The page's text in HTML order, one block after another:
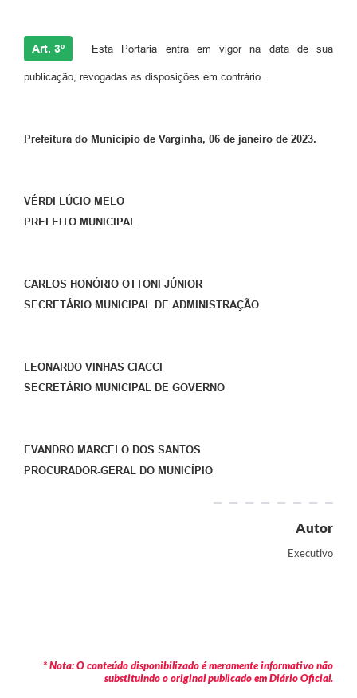
Art. 3º Esta Portaria entra em vigor na data de sua
publicação, revogadas as disposições em contrário.
Prefeitura do Município de Varginha, 06 de janeiro de 2023.
VÉRDI LÚCIO MELO
PREFEITO MUNICIPAL
CARLOS HONÓRIO OTTONI JÚNIOR
SECRETÁRIO MUNICIPAL DE ADMINISTRAÇÃO
LEONARDO VINHAS CIACCI
SECRETÁRIO MUNICIPAL DE GOVERNO
EVANDRO MARCELO DOS SANTOS
PROCURADOR-GERAL DO MUNICÍPIO
Autor
Executivo
* Nota: O conteúdo disponibilizado é meramente informativo não
substituindo o original publicado em Diário Oficial.